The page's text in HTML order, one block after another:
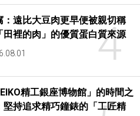
4
：遠比大豆肉更早便被親切稱
田裡的肉」的優質蛋白質來源
精工銀座博物館」的時間之
堅持追求精巧鐘錶的「工匠精